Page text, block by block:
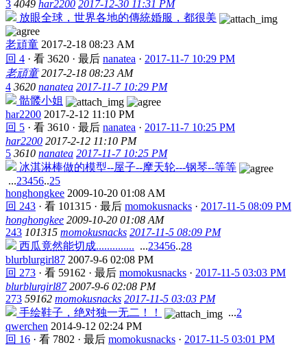
3 4049 har2200 2017-12-30 11:31 PM
放眼全球，世界各地的傳統婚服，都很美
老頑童 2017-2-18 08:23 AM
回 4 · 看 3620 · 最后 nanatea · 2017-11-7 10:29 PM
老頑童 2017-2-18 08:23 AM
4 3620 nanatea 2017-11-7 10:29 PM
骷髅小姐
har2200 2017-2-12 11:10 PM
回 5 · 看 3610 · 最后 nanatea · 2017-11-7 10:25 PM
har2200 2017-2-12 11:10 PM
5 3610 nanatea 2017-11-7 10:25 PM
冰淇淋棒做的模型--屋子--摩天轮---钢琴--等等
...23456..25
honghongkee 2009-10-20 01:08 AM
回 243 · 看 101315 · 最后 momokusnacks · 2017-11-5 08:09 PM
honghongkee 2009-10-20 01:08 AM
243 101315 momokusnacks 2017-11-5 08:09 PM
西瓜竟然能切成.............. ...23456..28
blurblurgirl87 2007-9-6 02:08 PM
回 273 · 看 59162 · 最后 momokusnacks · 2017-11-5 03:03 PM
blurblurgirl87 2007-9-6 02:08 PM
273 59162 momokusnacks 2017-11-5 03:03 PM
手绘鞋子，绝对独一无二！！
...2
qwerchen 2014-9-12 02:24 PM
回 16 · 看 7802 · 最后 momokusnacks · 2017-11-5 03:01 PM